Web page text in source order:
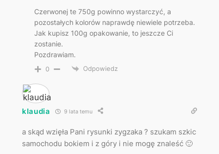
Czerwonej te 750g powinno wystarczyć, a
pozostałych kolorów naprawdę niewiele potrzeba.
Jak kupisz 100g opakowanie, to jeszcze Ci
zostanie.
Pozdrawiam.
0 Odpowiedz
klaudia 9 lata temu
a skąd wzięła Pani rysunki zygzaka ? szukam szkic
samochodu bokiem i z góry i nie mogę znaleść 🙂